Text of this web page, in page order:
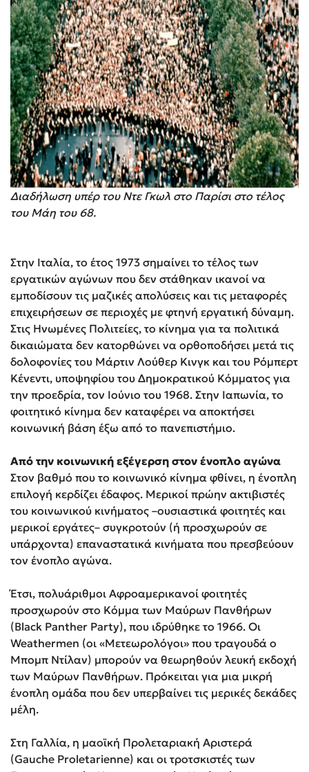
Διαδήλωση υπέρ του Ντε Γκωλ στο Παρίσι στο τέλος
του Μάη του 68.
Στην Ιταλία, το έτος 1973 σημαίνει το τέλος των
εργατικών αγώνων που δεν στάθηκαν ικανοί να
εμποδίσουν τις μαζικές απολύσεις και τις μεταφορές
επιχειρήσεων σε περιοχές με φτηνή εργατική δύναμη.
Στις Ηνωμένες Πολιτείες, το κίνημα για τα πολιτικά
δικαιώματα δεν κατορθώνει να ορθοποδήσει μετά τις
δολοφονίες του Μάρτιν Λούθερ Κινγκ και του Ρόμπερτ
Κένεντι, υποψηφίου του Δημοκρατικού Κόμματος για
την προεδρία, τον Ιούνιο του 1968. Στην Ιαπωνία, το
φοιτητικό κίνημα δεν καταφέρει να αποκτήσει
κοινωνική βάση έξω από το πανεπιστήμιο.
Από την κοινωνική εξέγερση στον ένοπλο αγώνα
Στον βαθμό που το κοινωνικό κίνημα φθίνει, η ένοπλη
επιλογή κερδίζει έδαφος. Μερικοί πρώην ακτιβιστές
του κοινωνικού κινήματος –ουσιαστικά φοιτητές και
μερικοί εργάτες– συγκροτούν (ή προσχωρούν σε
υπάρχοντα) επαναστατικά κινήματα που πρεσβεύουν
τον ένοπλο αγώνα.
Έτσι, πολυάριθμοι Αφροαμερικανοί φοιτητές
προσχωρούν στο Κόμμα των Μαύρων Πανθήρων
(Black Panther Party), που ιδρύθηκε το 1966. Οι
Weathermen (οι «Μετεωρολόγοι» που τραγουδά ο
Μπομπ Ντίλαν) μπορούν να θεωρηθούν λευκή εκδοχή
των Μαύρων Πανθήρων. Πρόκειται για μια μικρή
ένοπλη ομάδα που δεν υπερβαίνει τις μερικές δεκάδες
μέλη.
Στη Γαλλία, η μαοϊκή Προλεταριακή Αριστερά
(Gauche Proletarienne) και οι τροτσκιστές των